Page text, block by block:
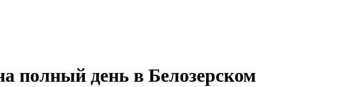
полный день в Белозерском